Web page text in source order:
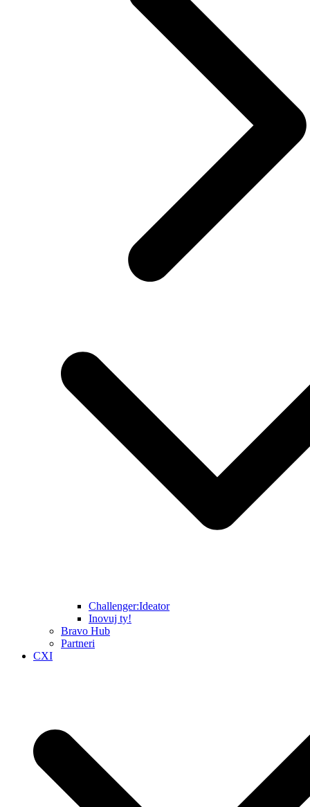
Challenger:Ideator
Inovuj ty!
Bravo Hub
Partneri
CXI